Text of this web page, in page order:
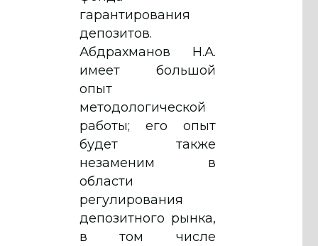
гарантирования
депозитов.
Абдрахманов Н.А.
имеет большой
опыт
методологической
работы; его опыт
будет также
незаменим в
области
регулирования
депозитного рынка,
в том числе